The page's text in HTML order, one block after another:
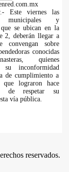
Este viernes las
municipales y
que se ubican en la
2, deberán llegar a
convengan sobre
conocidas
quienes
su inconformidad
de cumplimiento a
que lograron hace
de respetar su
vía pública.
reservados.